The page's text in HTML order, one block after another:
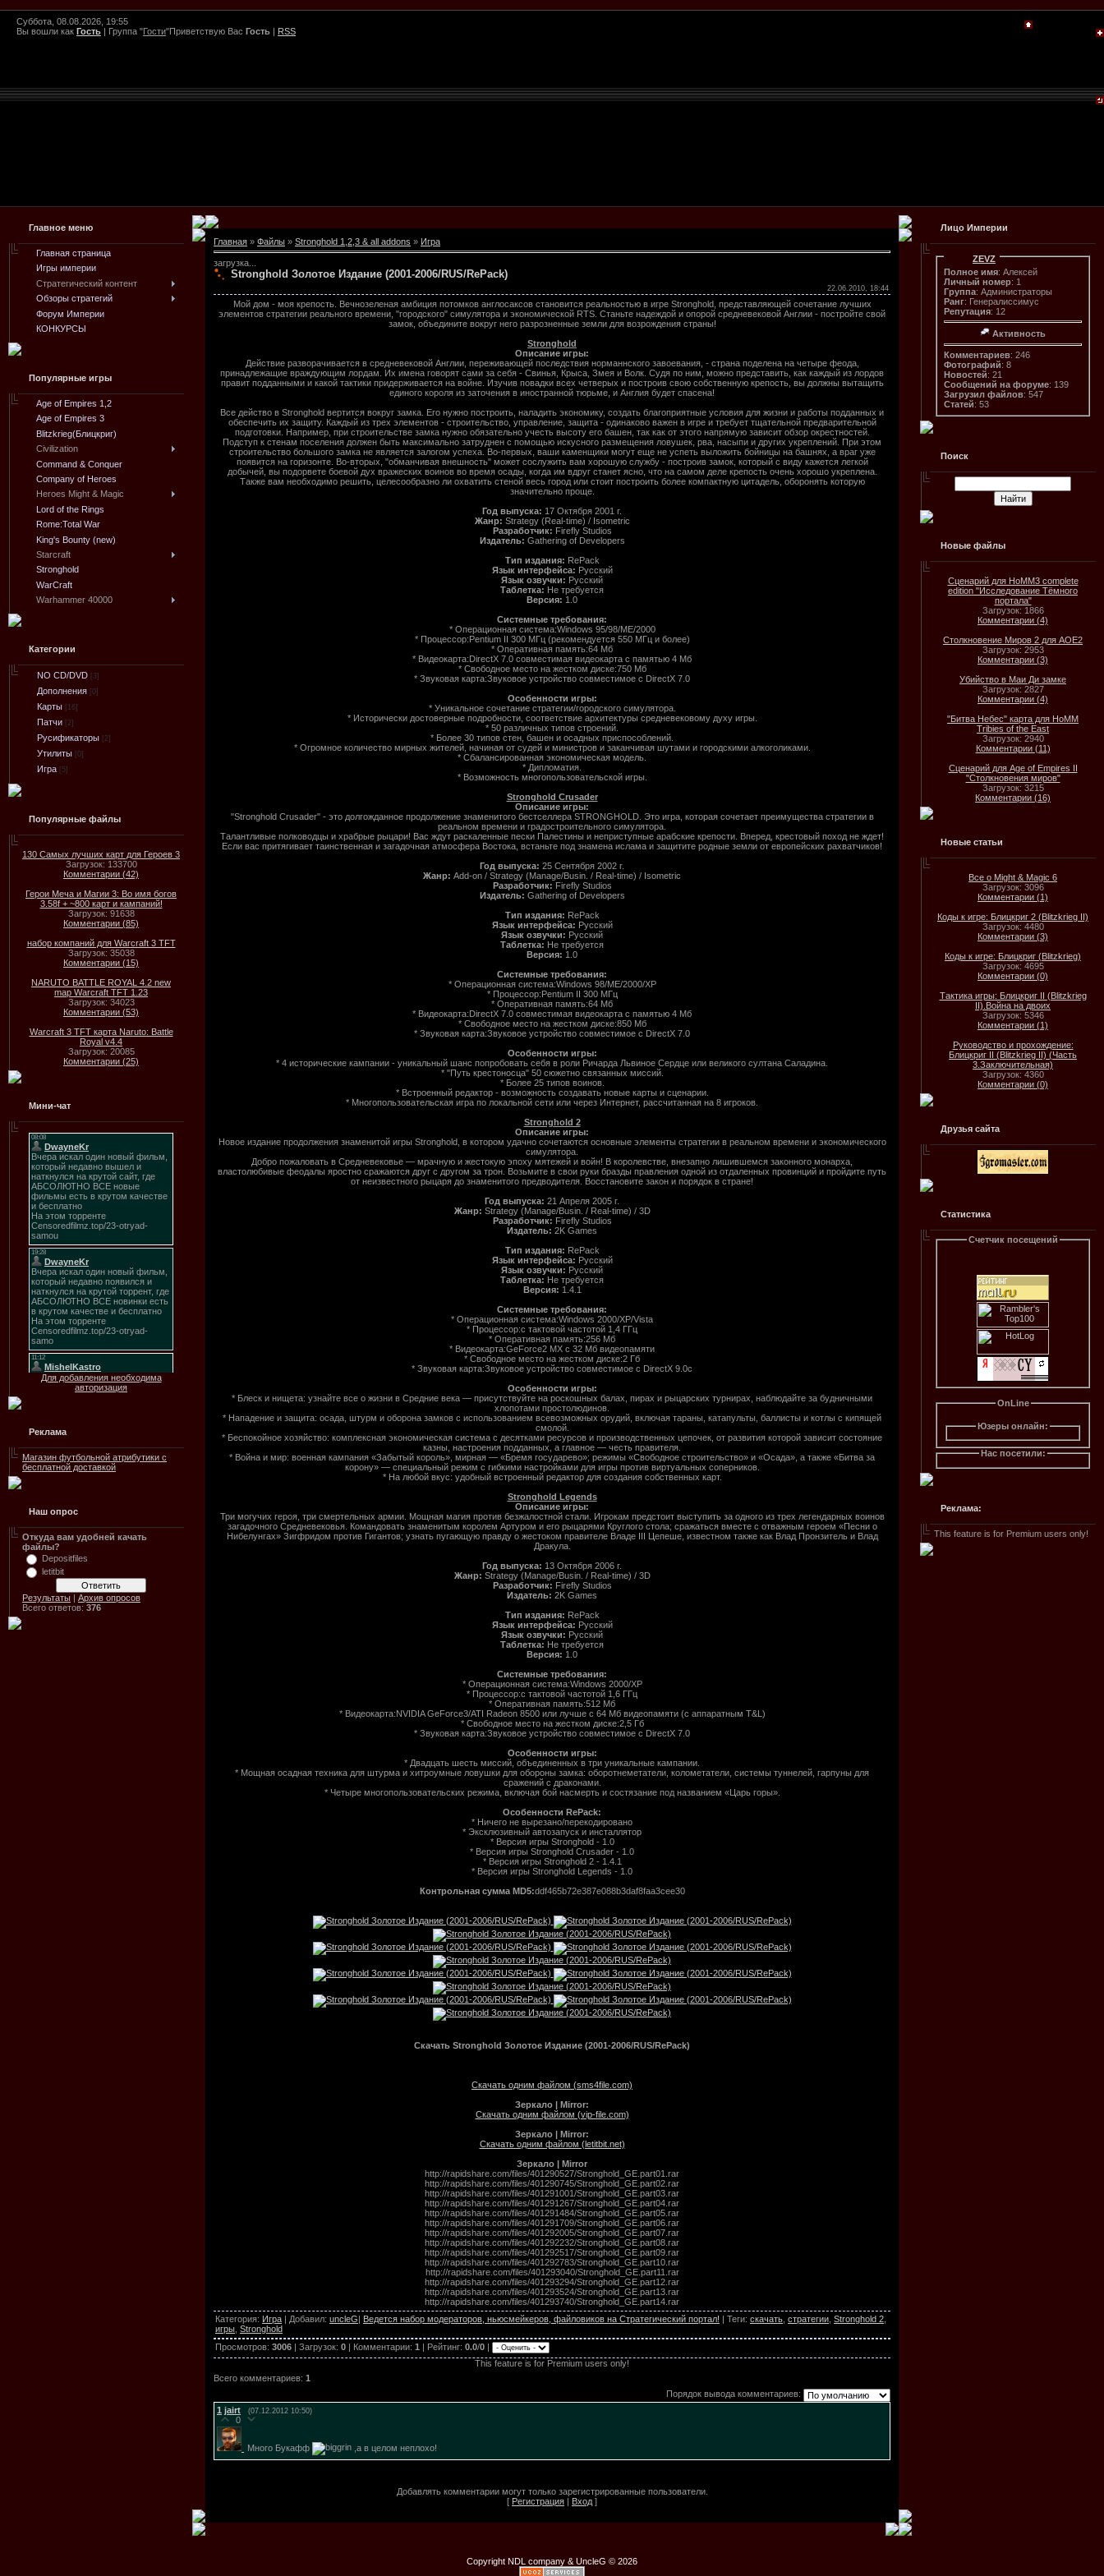
Суббота, 08.08.2026, 19:55
Вы вошли как Гость | Группа "Гости"Приветствую Вас Гость | RSS
Главное меню
Главная страница
Игры империи
Стратегический контент
Обзоры стратегий
Форум Империи
КОНКУРСЫ
Популярные игры
Age of Empires 1,2
Age of Empires 3
Blitzkrieg(Блицкриг)
Civilization
Command & Conquer
Company of Heroes
Heroes Might & Magic
Lord of the Rings
Rome:Total War
King's Bounty (new)
Starcraft
Stronghold
WarCraft
Warhammer 40000
Категории
NO CD/DVD [3]
Дополнения [0]
Карты [16]
Патчи [2]
Русификаторы [2]
Утилиты [0]
Игра [5]
Популярные файлы
130 Самых лучших карт для Героев 3
Загрузок: 133700
Комментарии (42)
Герои Меча и Магии 3: Во имя богов
3.58f + ~800 карт и кампаний!
Загрузок: 91638
Комментарии (85)
набор компаний для Warcraft 3 TFT
Загрузок: 35038
Комментарии (15)
NARUTO BATTLE ROYAL 4.2 new
map Warcraft TFT 1.23
Загрузок: 34023
Комментарии (53)
Warcraft 3 TFT карта Naruto: Battle
Royal v4.4
Загрузок: 20085
Комментарии (25)
Мини-чат
Для добавления необходима
авторизация
Реклама
Магазин футбольной атрибутики с
бесплатной доставкой
Наш опрос
Откуда вам удобней качать
файлы?
Depositfiles
letitbit
Результаты | Архив опросов
Всего ответов: 376
Главная » Файлы » Stronghold 1,2,3 & all addons » Игра
загрузка...
Stronghold Золотое Издание (2001-2006/RUS/RePack)
22.06.2010, 18:44
Мой дом - моя крепость. Вечнозеленая амбиция потомков англосаксов становится реальностью в игре Stronghold, представляющей сочетание лучших
элементов стратегии реального времени, "городского" симулятора и экономической RTS. Станьте надеждой и опорой средневековой Англии - постройте свой
замок, объедините вокруг него разрозненные земли для возрождения страны!
Stronghold
Описание игры:
Действие разворачивается в средневековой Англии, переживающей последствия норманнского завоевания, - страна поделена на четыре феода,
принадлежащие враждующим лордам. Их имена говорят сами за себя - Свинья, Крыса, Змея и Волк. Судя по ним, можно представить, как каждый из лордов
правит подданными и какой тактики придерживается на войне. Изучив повадки всех четверых и построив свою собственную крепость, вы должны вытащить
единого короля из заточения в иностранной тюрьме, и Англия будет спасена!
Все действо в Stronghold вертится вокруг замка. Его нужно построить, наладить экономику, создать благоприятные условия для жизни и работы подданных и
обеспечить их защиту. Каждый из трех элементов - строительство, управление, защита - одинаково важен в игре и требует тщательной предварительной
подготовки. Например, при строительстве замка нужно обязательно учесть высоту его башен, так как от этого напрямую зависит обзор окрестностей.
Подступ к стенам поселения должен быть максимально затруднен с помощью искусного размещения ловушек, рва, насыпи и других укреплений. При этом
строительство большого замка не является залогом успеха. Во-первых, ваши каменщики могут еще не успеть выложить бойницы на башнях, а враг уже
появится на горизонте. Во-вторых, "обманчивая внешность" может сослужить вам хорошую службу - построив замок, который с виду кажется легкой
добычей, вы подорвете боевой дух вражеских воинов во время осады, когда им вдруг станет ясно, что на самом деле крепость очень хорошо укреплена.
Также вам необходимо решить, целесообразно ли охватить стеной весь город или стоит построить более компактную цитадель, оборонять которую
значительно проще.
Год выпуска: 17 Октября 2001 г.
Жанр: Strategy (Real-time) / Isometric
Разработчик: Firefly Studios
Издатель: Gathering of Developers
Тип издания: RePack
Язык интерфейса: Русский
Язык озвучки: Русский
Таблетка: Не требуется
Версия: 1.0
Системные требования:
* Операционная система:Windows 95/98/ME/2000
* Процессор:Pentium II 300 МГц (рекомендуется 550 МГц и более)
* Оперативная память:64 Мб
* Видеокарта:DirectX 7.0 совместимая видеокарта с памятью 4 Мб
* Свободное место на жестком диске:750 Мб
* Звуковая карта:Звуковое устройство совместимое с DirectX 7.0
Особенности игры:
* Уникальное сочетание стратегии/городского симулятора.
* Исторически достоверные подробности, соответствие архитектуры средневековому духу игры.
* 50 различных типов строений.
* Более 30 типов стен, башен и осадных приспособлений.
* Огромное количество мирных жителей, начиная от судей и министров и заканчивая шутами и городскими алкоголиками.
* Сбалансированная экономическая модель.
* Дипломатия.
* Возможность многопользовательской игры.
Stronghold Crusader
Описание игры:
"Stronghold Crusader" - это долгожданное продолжение знаменитого бестселлера STRONGHOLD. Это игра, которая сочетает преимущества стратегии в
реальном времени и градостроительного симулятора.
Талантливые полководцы и храбрые рыцари! Вас ждут раскаленные пески Палестины и неприступные арабские крепости. Вперед, крестовый поход не ждет!
Если вас притягивает таинственная и загадочная атмосфера Востока, встаньте под знамена ислама и защитите родные земли от европейских pахватчиков!
Год выпуска: 25 Сентября 2002 г.
Жанр: Add-on / Strategy (Manage/Busin. / Real-time) / Isometric
Разработчик: Firefly Studios
Издатель: Gathering of Developers
Тип издания: RePack
Язык интерфейса: Русский
Язык озвучки: Русский
Таблетка: Не требуется
Версия: 1.0
Системные требования:
* Операционная система:Windows 98/ME/2000/XP
* Процессор:Pentium II 300 МГц
* Оперативная память:64 Мб
* Видеокарта:DirectX 7.0 совместимая видеокарта с памятью 4 Мб
* Свободное место на жестком диске:850 Мб
* Звуковая карта:Звуковое устройство совместимое с DirectX 7.0
Особенности игры:
* 4 исторические кампании - уникальный шанс попробовать себя в роли Ричарда Львиное Сердце или великого султана Саладина.
* "Путь крестоносца" 50 сюжетно связанных миссий.
* Более 25 типов воинов.
* Встроенный редактор - возможность создавать новые карты и сценарии.
* Многопользовательская игра по локальной сети или через Интернет, рассчитанная на 8 игроков.
Stronghold 2
Описание игры:
Новое издание продолжения знаменитой игры Stronghold, в котором удачно сочетаются основные элементы стратегии в реальном времени и экономического
симулятора.
Добро пожаловать в Средневековье — мрачную и жестокую эпоху мятежей и войн! В королевстве, внезапно лишившемся законного монарха,
властолюбивые феодалы яростно сражаются друг с другом за трон. Возьмите в свои руки бразды правления одной из отдаленных провинций и пройдите путь
от неизвестного рыцаря до знаменитого предводителя. Восстановите закон и порядок в стране!
Год выпуска: 21 Апреля 2005 г.
Жанр: Strategy (Manage/Busin. / Real-time) / 3D
Разработчик: Firefly Studios
Издатель: 2K Games
Тип издания: RePack
Язык интерфейса: Русский
Язык озвучки: Русский
Таблетка: Не требуется
Версия: 1.4.1
Системные требования:
* Операционная система:Windows 2000/XP/Vista
* Процессор:c тактовой частотой 1,4 ГГц
* Оперативная память:256 Мб
* Видеокарта:GeForce2 MX с 32 Мб видеопамяти
* Свободное место на жестком диске:2 Гб
* Звуковая карта:Звуковое устройство совместимое с DirectX 9.0c
Особенности игры:
* Блеск и нищета: узнайте все о жизни в Средние века — присутствуйте на роскошных балах, пирах и рыцарских турнирах, наблюдайте за будничными
хлопотами простолюдинов.
* Нападение и защита: осада, штурм и оборона замков с использованием всевозможных орудий, включая тараны, катапульты, баллисты и котлы с кипящей
смолой.
* Беспокойное хозяйство: комплексная экономическая система с десятками ресурсов и производственных цепочек, от развития которой зависит состояние
казны, настроения подданных, а главное — честь правителя.
* Война и мир: военная кампания «Забытый король», мирная — «Бремя государево»; режимы «Свободное строительство» и «Осада», а также «Битва за
корону» — специальный режим с гибкими настройками для игры против виртуальных соперников.
* На любой вкус: удобный встроенный редактор для создания собственных карт.
Stronghold Legends
Описание игры:
Три могучих героя, три смертельных армии. Мощная магия против безжалостной стали. Игрокам предстоит выступить за одного из трех легендарных воинов
загадочного Средневековья. Командовать знаменитым королем Артуром и его рыцарями Круглого стола; сражаться вместе с отважным героем «Песни о
Нибелунгах» Зигфридом против Гигантов; узнать пугающую правду о жестоком правителе Владе III Цепеше, известном также как Влад Пронзитель и Влад
Дракула.
Год выпуска: 13 Октября 2006 г.
Жанр: Strategy (Manage/Busin. / Real-time) / 3D
Разработчик: Firefly Studios
Издатель: 2K Games
Тип издания: RePack
Язык интерфейса: Русский
Язык озвучки: Русский
Таблетка: Не требуется
Версия: 1.0
Системные требования:
* Операционная система:Windows 2000/XP
* Процессор:с тактовой частотой 1,6 ГГц
* Оперативная память:512 Мб
* Видеокарта:NVIDIA GeForce3/ATI Radeon 8500 или лучше с 64 Мб видеопамяти (с аппаратным T&L)
* Свободное место на жестком диске:2,5 Гб
* Звуковая карта:Звуковое устройство совместимое с DirectX 7.0
Особенности игры:
* Двадцать шесть миссий, объединенных в три уникальные кампании.
* Мощная осадная техника для штурма и хитроумные ловушки для обороны замка: оборотнеметатели, колометатели, системы туннелей, гарпуны для
сражений с драконами.
* Четыре многопользовательских режима, включая бой насмерть и состязание под названием «Царь горы».
Особенности RePack:
* Ничего не вырезано/перекодировано
* Эксклюзивный автозапуск и инсталлятор
* Версия игры Stronghold - 1.0
* Версия игры Stronghold Crusader - 1.0
* Версия игры Stronghold 2 - 1.4.1
* Версия игры Stronghold Legends - 1.0
Контрольная сумма MD5:ddf465b72e387e088b3daf8faa3cee30
Скачать Stronghold Золотое Издание (2001-2006/RUS/RePack)
Скачать одним файлом (sms4file.com)
Зеркало | Mirror:
Скачать одним файлом (vip-file.com)
Зеркало | Mirror:
Скачать одним файлом (letitbit.net)
Зеркало | Mirror
http://rapidshare.com/files/401290527/Stronghold_GE.part01.rar
http://rapidshare.com/files/401290745/Stronghold_GE.part02.rar
http://rapidshare.com/files/401291001/Stronghold_GE.part03.rar
http://rapidshare.com/files/401291267/Stronghold_GE.part04.rar
http://rapidshare.com/files/401291484/Stronghold_GE.part05.rar
http://rapidshare.com/files/401291709/Stronghold_GE.part06.rar
http://rapidshare.com/files/401292005/Stronghold_GE.part07.rar
http://rapidshare.com/files/401292232/Stronghold_GE.part08.rar
http://rapidshare.com/files/401292517/Stronghold_GE.part09.rar
http://rapidshare.com/files/401292783/Stronghold_GE.part10.rar
http://rapidshare.com/files/401293040/Stronghold_GE.part11.rar
http://rapidshare.com/files/401293294/Stronghold_GE.part12.rar
http://rapidshare.com/files/401293524/Stronghold_GE.part13.rar
http://rapidshare.com/files/401293740/Stronghold_GE.part14.rar
Категория: Игра | Добавил: uncleG| Ведется набор модераторов, ньюсмейкеров, файловиков на Стратегический портал! | Теги: скачать стратегии Stronghold 2
игры Stronghold
Просмотров: 3006 | Загрузок: 0 | Комментарии: 1 | Рейтинг: 0.0/0 |
This feature is for Premium users only!
Всего комментариев: 1
Порядок вывода комментариев:
1 jairt (07.12.2012 10:50)
0
Много Букафф ,а в целом неплохо!
Добавлять комментарии могут только зарегистрированные пользователи.
[ Регистрация | Вход ]
Лицо Империи
ZEVZ
Полное имя: Алексей
Личный номер: 1
Группа: Администраторы
Ранг: Генералиссимус
Репутация: 12
Активность
Комментариев: 246
Фотографий: 8
Новостей: 21
Сообщений на форуме: 139
Загрузил файлов: 547
Статей: 53
Поиск
Новые файлы
Сценарий для HoMM3 complete
edition "Исследование Тёмного
портала"
Загрузок: 1866
Комментарии (4)
Столкновение Миров 2 для AOE2
Загрузок: 2953
Комментарии (3)
Убийство в Маи Ди замке
Загрузок: 2827
Комментарии (4)
"Битва Небес" карта для HoMM
Tribies of the East
Загрузок: 2940
Комментарии (11)
Сценарий для Age of Empires II
"Столкновения миров"
Загрузок: 3215
Комментарии (16)
Новые статьи
Все о Might & Magic 6
Загрузок: 3096
Комментарии (1)
Коды к игре: Блицкриг 2 (Blitzkrieg II)
Загрузок: 4480
Комментарии (3)
Коды к игре: Блицкриг (Blitzkrieg)
Загрузок: 4695
Комментарии (0)
Тактика игры: Блицкриг II (Blitzkrieg
II).Война на двоих
Загрузок: 5346
Комментарии (1)
Руководство и прохождение:
Блицкриг II (Blitzkrieg II) (Часть
3.Заключительная)
Загрузок: 4360
Комментарии (0)
Друзья сайта
Статистика
Счетчик посещений
OnLine
Юзеры онлайн:
Нас посетили:
Реклама:
This feature is for Premium users only!
Copyright NDL company & UncleG © 2026